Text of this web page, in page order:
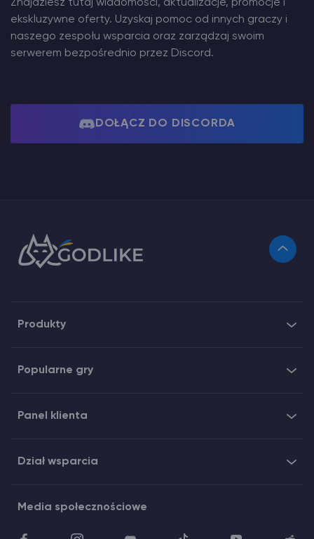
Znajdziesz tutaj wiadomości, aktualizacje, promocje i
ekskluzywne oferty. Uzyskaj pomoc od innych graczy i
naszego zespołu wsparcia oraz zarządzaj swoim
serwerem bezpośrednio przez Discord.
DOŁĄCZ DO DISCORDA
Produkty
Popularne gry
Panel klienta
Dział wsparcia
Media społecznościowe